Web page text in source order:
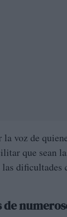
voz de
que sean
dificultades